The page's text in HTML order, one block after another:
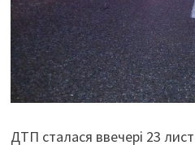
ДТП сталася ввечері 23